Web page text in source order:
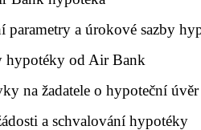
parametry a úrokové sazby
hypotéky od Air Bank
na žadatele o hypoteční úvěr
a schvalování hypotéky